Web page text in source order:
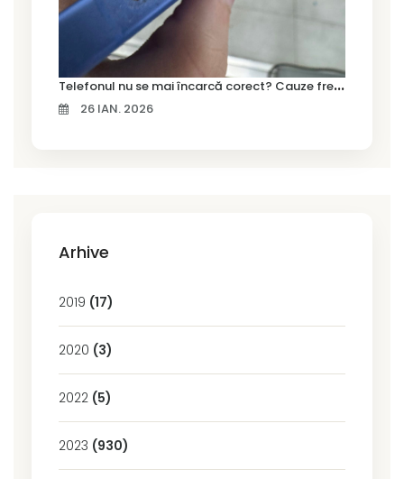
T
elefonul nu se mai încarcă corect? Cauze frecvente și soluții la service în Timișoara
26 IAN. 2026
Arhive
2019 (17)
2020 (3)
2022 (5)
2023 (930)